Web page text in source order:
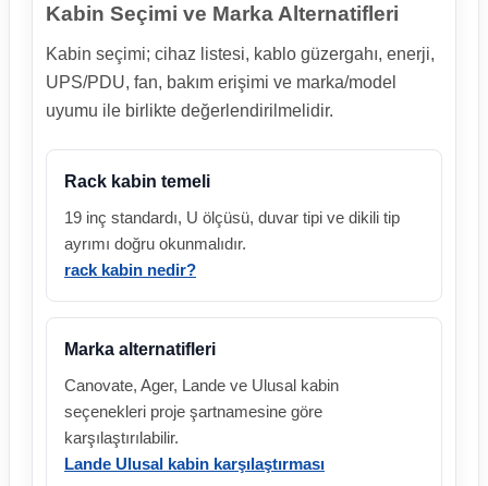
Kabin Seçimi ve Marka Alternatifleri
Kabin seçimi; cihaz listesi, kablo güzergahı, enerji,
UPS/PDU, fan, bakım erişimi ve marka/model
uyumu ile birlikte değerlendirilmelidir.
Rack kabin temeli
19 inç standardı, U ölçüsü, duvar tipi ve dikili tip
ayrımı doğru okunmalıdır.
rack kabin nedir?
Marka alternatifleri
Canovate, Ager, Lande ve Ulusal kabin
seçenekleri proje şartnamesine göre
karşılaştırılabilir.
Lande Ulusal kabin karşılaştırması